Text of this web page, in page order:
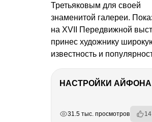
Третьяковым для своей
знаменитой галереи.
на XVII Передвижной
принес художнику
известность и
31.5 тыс. просмотров 14